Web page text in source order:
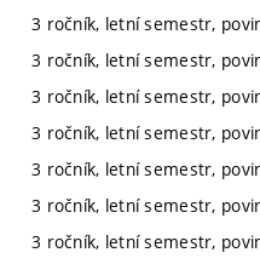
3 ročník, letní semestr,
3 ročník, letní semestr,
3 ročník, letní semestr,
3 ročník, letní semestr,
3 ročník, letní semestr,
3 ročník, letní semestr,
3 ročník, letní semestr,